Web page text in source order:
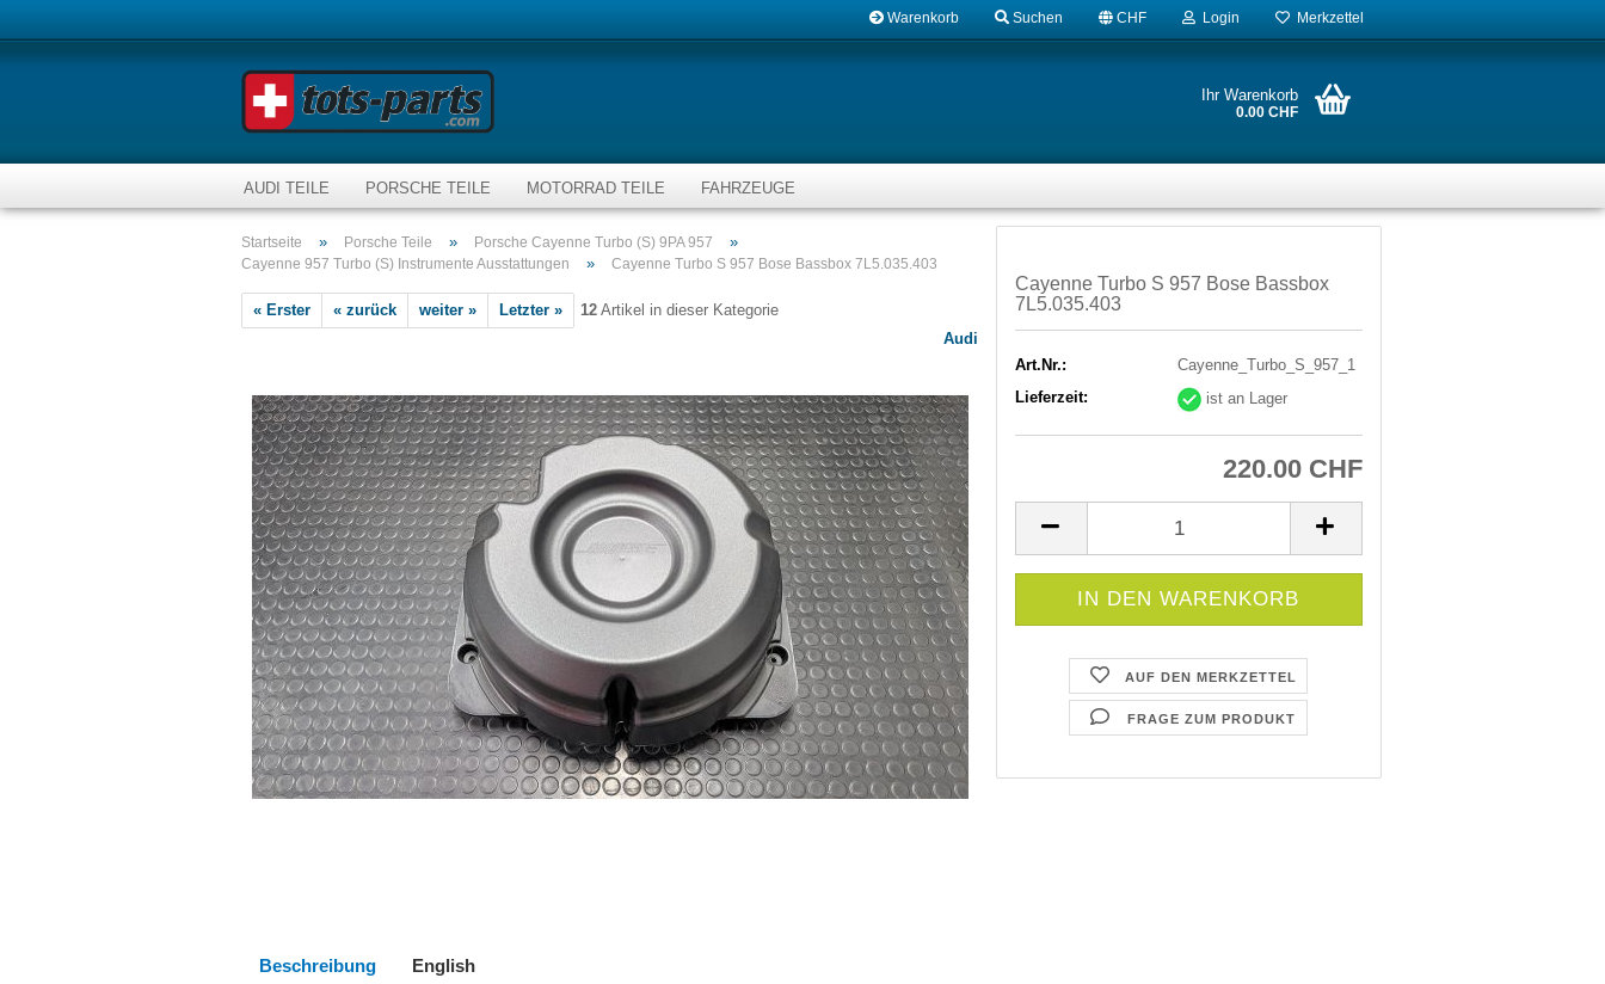
Warenkorb Suchen CHF Login Merkzettel
Ihr Warenkorb
0.00 CHF
AUDI TEILE PORSCHE TEILE MOTORRAD TEILE FAHRZEUGE
Startseite » Porsche Teile » Porsche Cayenne Turbo (S) 9PA 957 »
Cayenne 957 Turbo (S) Instrumente Ausstattungen » Cayenne Turbo S 957 Bose Bassbox 7L5.035.403
« Erster « zurück weiter » Letzter » 12 Artikel in dieser Kategorie
Audi
Cayenne Turbo S 957 Bose Bassbox
7L5.035.403
Art.Nr.:
Cayenne_Turbo_S_957_1
Lieferzeit:
ist an Lager
220.00 CHF
AUF DEN MERKZETTEL
FRAGE ZUM PRODUKT
Beschreibung English